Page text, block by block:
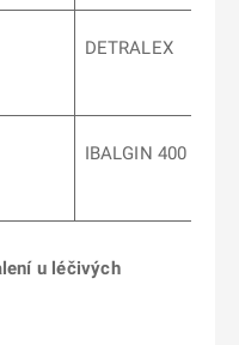
DETRALEX
IBALGIN 400
u léčivých